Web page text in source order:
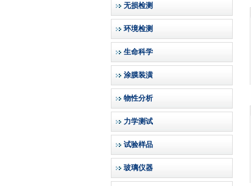
无损检测
环境检测
生命科学
涂膜装潢
物性分析
力学测试
试验样品
玻璃仪器